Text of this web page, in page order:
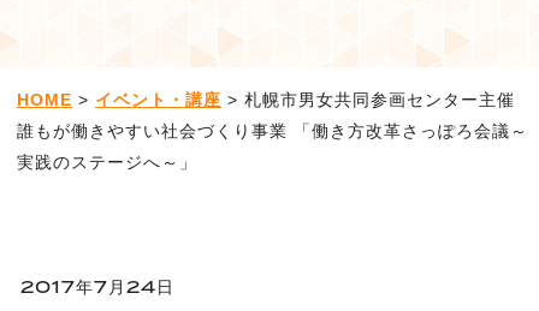
HOME > イベント・講座 > 札幌市男女共同参画センター主催
誰もが働きやすい社会づくり事業 「働き方改革さっぽろ会議～
実践のステージへ～」
2017年7月24日